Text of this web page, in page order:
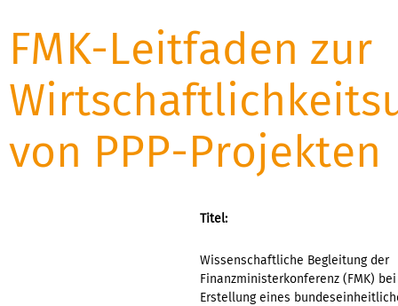
FMK-Leitfaden zur
von PPP-Projekten
Titel:
Wissenschaftliche Begleitung der
Finanzministerkonferenz (FMK)
Erstellung eines